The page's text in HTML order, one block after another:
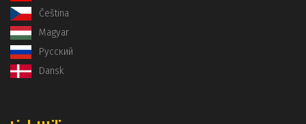
Čeština
Magyar
Русский
Dansk